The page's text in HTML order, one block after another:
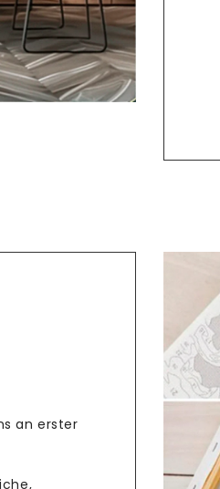
an erster